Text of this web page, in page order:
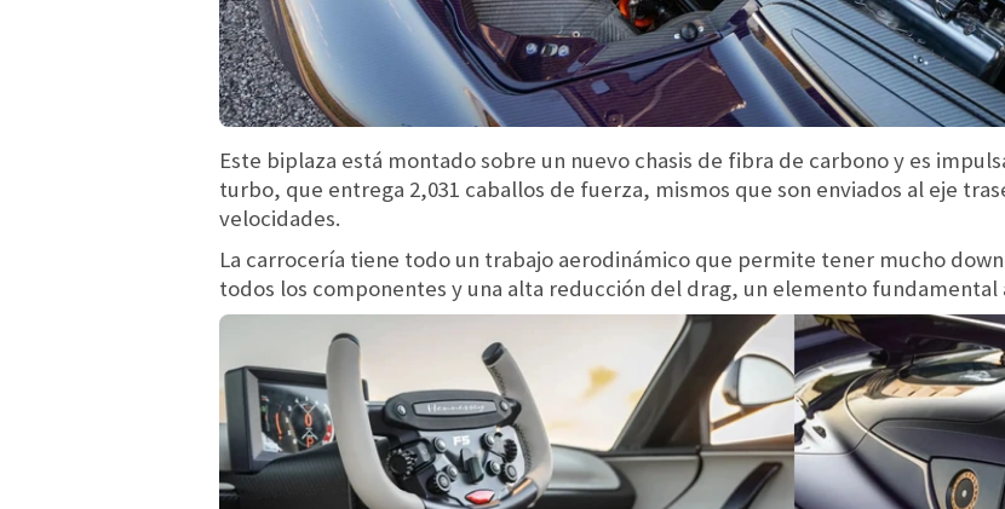
Este biplaza está montado sobre un nuevo chasis de fibra de carbono y es
turbo, que entrega 2,031 caballos de fuerza, mismos que son enviados al eje
velocidades.
La carrocería tiene todo un trabajo aerodinámico que permite tener mucho
todos los componentes y una alta reducción del drag, un elemento fundamental